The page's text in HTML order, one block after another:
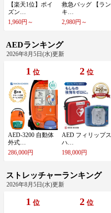
【​楽​天​1​位​】​ポ​イ​
ズ​ン​…
1,960円～
救​急​バ​ッ​グ​ ​【​ラ​ン​
キ​…
2,980円～
AEDランキング
2026年8月5日(水)更新
1 位
A​E​D​-​3​2​0​0​ ​自​動​体​
外​式​…
286,000円
2 位
A​E​D​ ​フ​ィ​リ​ッ​プ​ス​
​ハ​…
198,000円
ストレッチャーランキング
2026年8月5日(水)更新
1 位 2 位